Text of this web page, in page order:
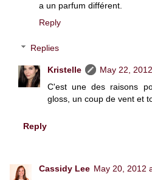
a un parfum différent.
Reply
Replies
Kristelle
May 22,
C'est une des raisons
gloss, un coup de vent et
Reply
Cassidy Lee May 20, 2012